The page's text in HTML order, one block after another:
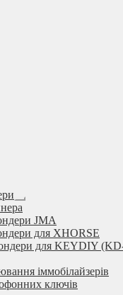
Розгорнуте
вкладене
менюJMA
для XHORSE
для KEYDIY
іммобілайзерів
ключів